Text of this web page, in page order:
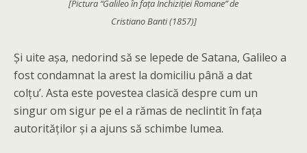
[Pictura “Galileo în fața Inchiziției Romane” de
Cristiano Banti (1857)]
Și uite așa, nedorind să se lepede de Satana, Galileo a
fost condamnat la arest la domiciliu până a dat
colțu’. Asta este povestea clasică despre cum un
singur om sigur pe el a rămas de neclintit în fața
autorităților și a ajuns să schimbe lumea.